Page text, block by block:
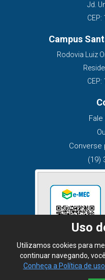
Jd.
CEP:
Campus
Rodovia Luiz
CEP:
Converse
(19)
Uso
Utilizamos cookies para
continuar navegando,
Conheça a Política de